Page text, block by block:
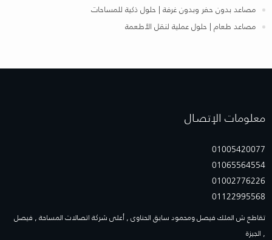
مصاعد بدون حفر وبدون غرفة | حلول ذكية للمساحات
مصاعد طعام | حلول عملية لنقل الأطعمة
معلومات الإتصـال
01005420077
01065564554
01002776226
01122995568
تقاطع ش الملك فيصل ومحمود سابق الحناوى , أعلى شركة اتصالات المساحة , فيصل
, الجيزة